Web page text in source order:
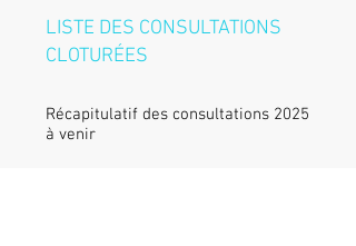
LISTE DES CONSULTATIONS
CLOTURÉES
Récapitulatif des consultations 2025
à venir